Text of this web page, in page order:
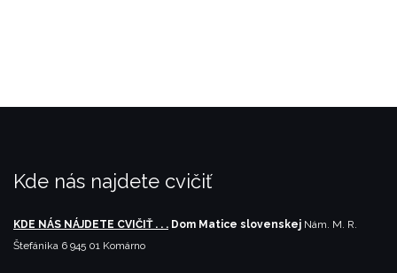
Kde nás najdete cvičiť
KDE NÁS NÁJDETE CVIČIŤ . . . Dom Matice slovenskej Nám. M. R.
Štefánika 6 945 01 Komárno